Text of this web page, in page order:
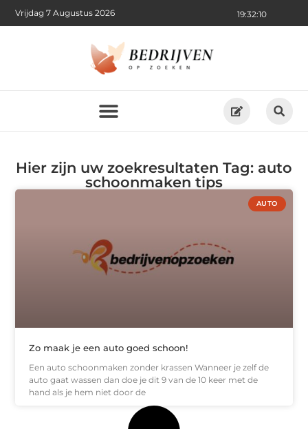
19:32:10
Vrijdag 7 Augustus 2026
Hier zijn uw zoekresultaten Tag: auto
schoonmaken tips
AUTO
Zo maak je een auto goed schoon!
Een auto schoonmaken zonder krassen Wanneer je zelf de
auto gaat wassen dan doe je dit 9 van de 10 keer met de
hand als je hem niet door de